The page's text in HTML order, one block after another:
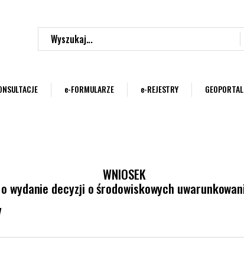
Wyszukaj...
e-FORMULARZE e-REJESTRY GEOPORTAL
WNIOSEK
o wydanie decyzji o środowiskowych